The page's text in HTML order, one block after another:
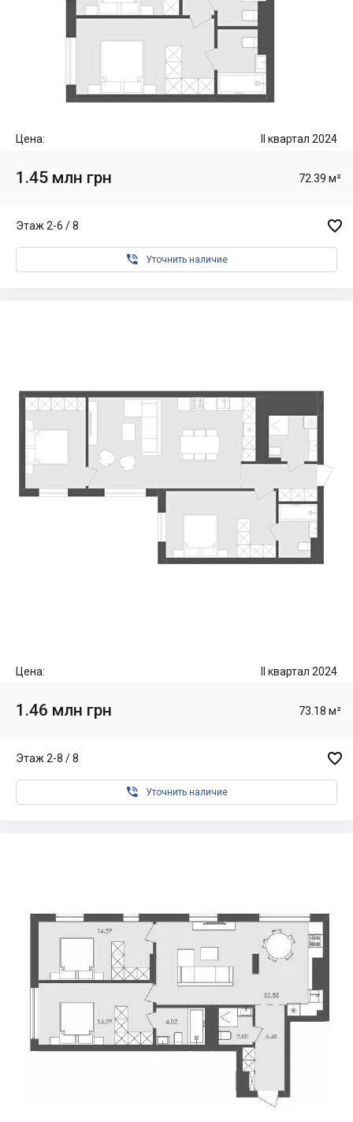
Цена: II квартал 2024
1.45 млн грн 72.39 м²
Этаж 2-6 / 8 
 Уточнить наличие
Цена: II квартал 2024
1.46 млн грн 73.18 м²
Этаж 2-8 / 8 
 Уточнить наличие